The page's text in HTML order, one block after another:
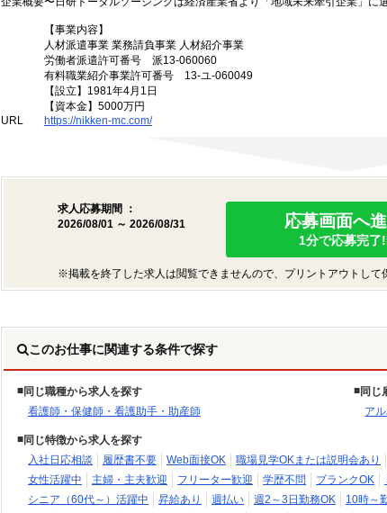
【事業内容】
人材派遣事業 業務請負事業 人材紹介事業
労働者派遣許可番号 派13-060060
有料職業紹介事業許可番号 13-ユ-060049
【設立】1981年4月1日
【資本金】5000万円
URL
https://nikken-mc.com/
求人応募期間 ：
2026/08/01 ～ 2026/08/31
応募画面へ
1分で応募完了
※掲載を終了した求人は閲覧できませんので、プリントアウトして
このお仕事に関連する条件で探す
同じ職種から求人を探す
看護師・保健師・看護助手・助産師
同じ
ア
同じ特徴から求人を探す
入社日応相談
履歴書不要 Web面接OK 職場見学OKまたは説明会あり
女性活躍中
主婦・主夫歓迎 フリーター歓迎 学歴不問 ブランクOK
シニア（60代～）活躍中
昇給あり 週払い 週2～3日勤務OK 10時～